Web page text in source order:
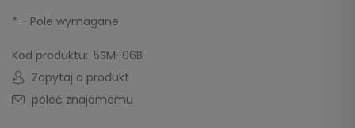
* - Pole wymagane
Kod produktu: 5SM-06B
Zapytaj o produkt
poleć znajomemu